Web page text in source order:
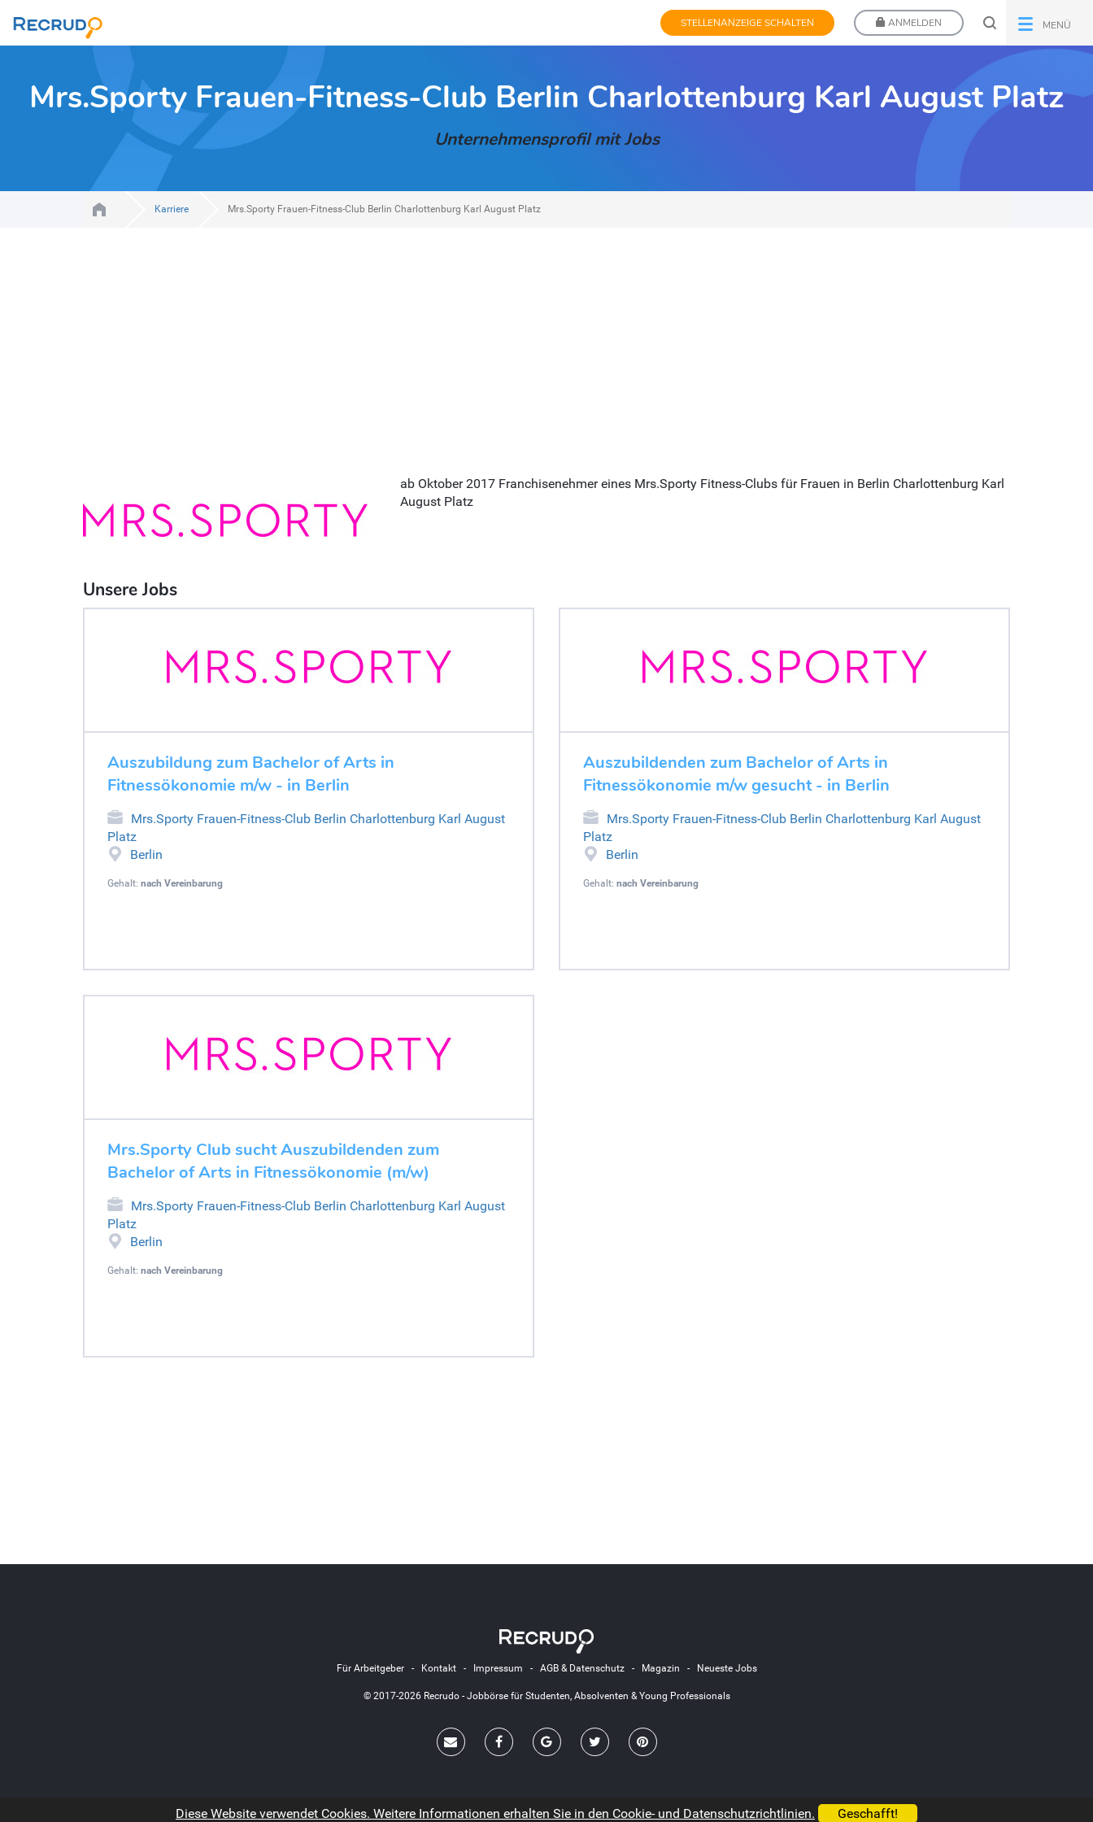
STELLENANZEIGE SCHALTEN ANMELDEN MENÜ
Mrs.Sporty Frauen-Fitness-Club Berlin Charlottenburg Karl August Platz
Unternehmensprofil mit Jobs
Karriere Mrs.Sporty Frauen-Fitness-Club Berlin Charlottenburg Karl August Platz
ab Oktober 2017 Franchisenehmer eines Mrs.Sporty Fitness-Clubs für Frauen in Berlin Charlottenburg Karl
August Platz
Unsere Jobs
Auszubildung zum Bachelor of Arts in
Fitnessökonomie m/w - in Berlin
Mrs.Sporty Frauen-Fitness-Club Berlin Charlottenburg Karl August
Platz
Berlin
Gehalt: nach Vereinbarung
Auszubildenden zum Bachelor of Arts in
Fitnessökonomie m/w gesucht - in Berlin
Mrs.Sporty Frauen-Fitness-Club Berlin Charlottenburg Karl August
Platz
Berlin
Gehalt: nach Vereinbarung
Mrs.Sporty Club sucht Auszubildenden zum
Bachelor of Arts in Fitnessökonomie (m/w)
Mrs.Sporty Frauen-Fitness-Club Berlin Charlottenburg Karl August
Platz
Berlin
Gehalt: nach Vereinbarung
Für Arbeitgeber- Kontakt- Impressum - AGB & Datenschutz- Magazin - Neueste Jobs
© 2017-2026 Recrudo - Jobbörse für Studenten, Absolventen & Young Professionals
Diese Website verwendet Cookies. Weitere Informationen erhalten Sie in den Cookie- und Datenschutzrichtlinien. Geschafft!